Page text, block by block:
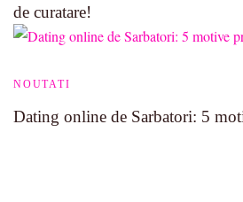
de curatare!
NOUTATI
Dating online de Sarbatori: 5